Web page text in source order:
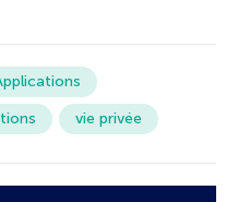
vie privée